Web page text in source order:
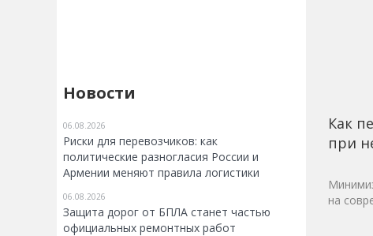
Новости
06.08.2026
Риски для перевозчиков: как
политические разногласия России и
Армении меняют правила логистики
06.08.2026
Защита дорог от БПЛА станет частью
официальных ремонтных работ
Как
при
на